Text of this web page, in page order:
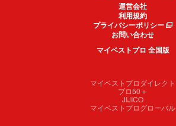
運営会社
利用規約
プライバシーポリシー
お問い合わせ
マイベストプロ 全国版
マイベストプロダイレクト
プロ50＋
JIJICO
マイベストプログローバル